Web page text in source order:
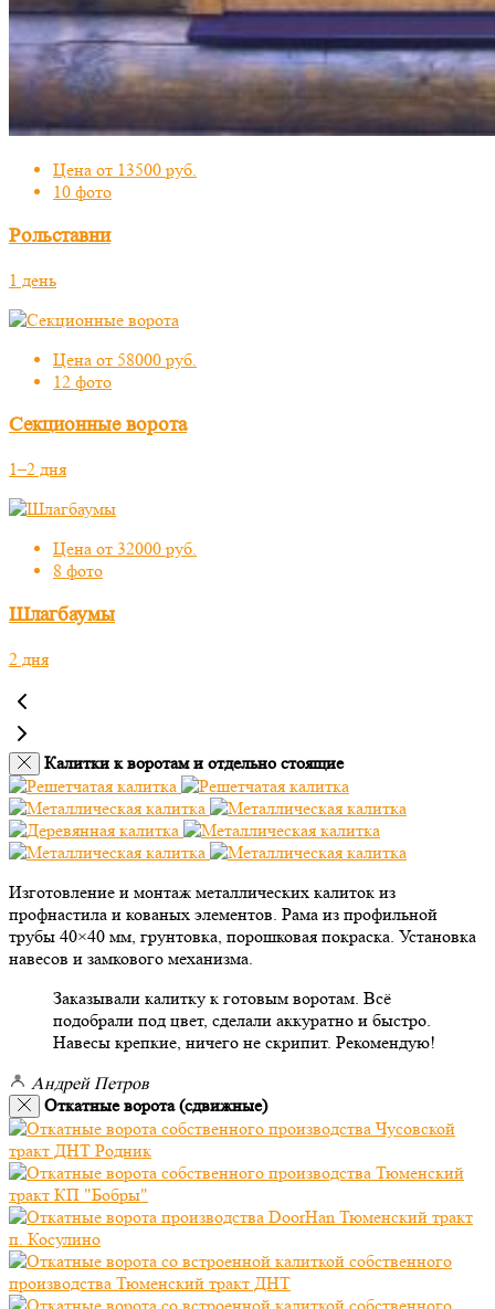
Цена от 13500 руб.
10 фото
Рольставни
1 день
Цена от 58000 руб.
12 фото
Секционные ворота
1–2 дня
Цена от 32000 руб.
8 фото
Шлагбаумы
2 дня
Калитки к воротам и отдельно стоящие
Изготовление и монтаж металлических калиток из
профнастила и кованых элементов. Рама из профильной
трубы 40×40 мм, грунтовка, порошковая покраска. Установка
навесов и замкового механизма.
Заказывали калитку к готовым воротам. Всё
подобрали под цвет, сделали аккуратно и быстро.
Навесы крепкие, ничего не скрипит. Рекомендую!
Андрей Петров
Откатные ворота (сдвижные)